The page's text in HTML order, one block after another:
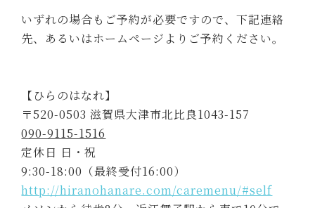
いずれの場合もご予約が必要ですので、下記連絡
先、あるいはホームページよりご予約ください。
【ひらのはなれ】
〒520-0503 滋賀県大津市北比良1043-157
090-9115-1516
定休日 日・祝
9:30-18:00（最終受付16:00）
http://hiranohanare.com/caremenu/#self